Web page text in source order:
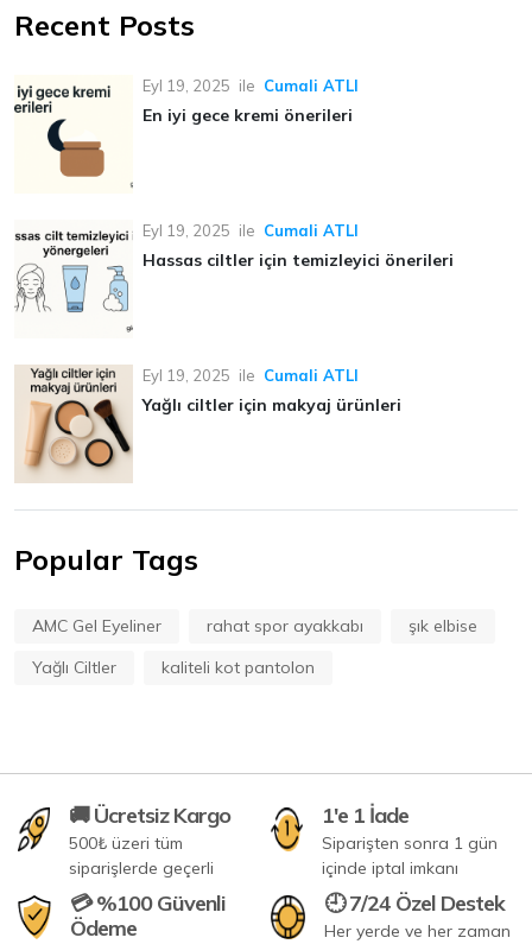
Recent Posts
Eyl 19, 2025 ile Cumali ATLI
En iyi gece kremi önerileri
Eyl 19, 2025 ile Cumali ATLI
Hassas ciltler için temizleyici önerileri
Eyl 19, 2025 ile Cumali ATLI
Yağlı ciltler için makyaj ürünleri
Popular Tags
AMC Gel Eyeliner rahat spor ayakkabı
şık elbise
Yağlı Ciltler
kaliteli kot pantolon
🚚 Ücretsiz Kargo
500₺ üzeri tüm
siparişlerde geçerli
1'e 1 İade
Siparişten sonra 1 gün
içinde iptal imkanı
💳 %100 Güvenli
Ödeme
🕘 7/24 Özel Destek
Her yerde ve her zaman